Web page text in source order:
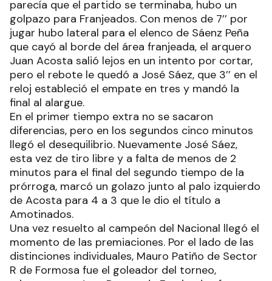
parecía que el partido se terminaba, hubo un
golpazo para Franjeados. Con menos de 7’’ por
jugar hubo lateral para el elenco de Sáenz Peña
que cayó al borde del área franjeada, el arquero
Juan Acosta salió lejos en un intento por cortar,
pero el rebote le quedó a José Sáez, que 3’’ en el
reloj estableció el empate en tres y mandó la
final al alargue.
En el primer tiempo extra no se sacaron
diferencias, pero en los segundos cinco minutos
llegó el desequilibrio. Nuevamente José Sáez,
esta vez de tiro libre y a falta de menos de 2
minutos para el final del segundo tiempo de la
prórroga, marcó un golazo junto al palo izquierdo
de Acosta para 4 a 3 que le dio el título a
Amotinados.
Una vez resuelto al campeón del Nacional llegó el
momento de las premiaciones. Por el lado de las
distinciones individuales, Mauro Patiño de Sector
R de Formosa fue el goleador del torneo,